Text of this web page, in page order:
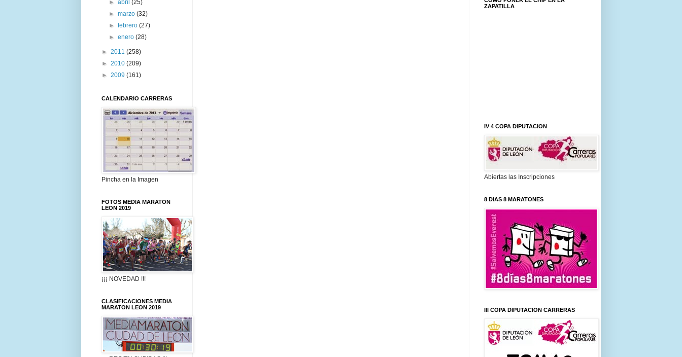
►abril(25)
►marzo(32)
►febrero(27)
►enero(28)
► 2011 (258)
► 2010 (209)
► 2009 (161)
CALENDARIO CARRERAS
Pincha en la Imagen
FOTOS MEDIA MARATON
LEON 2019
¡¡¡ NOVEDAD !!!
CLASIFICACIONES MEDIA
MARATON LEON 2019
ZAPATILLA
IV 4 COPA DIPUTACION
Abiertas las Inscripciones
8 DIAS 8 MARATONES
III COPA DIPUTACION CARRERAS